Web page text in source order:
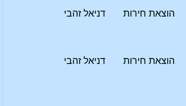
הוצאת חירות דניאל זהבי
הוצאת חירות דניאל זהבי